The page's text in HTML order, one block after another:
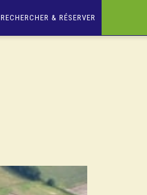
RECHERCHER & RÉSERVER